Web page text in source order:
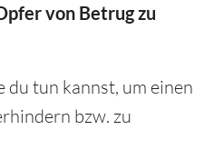
von Betrug zu
du tun kannst, um einen
bzw. zu